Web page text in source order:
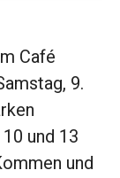
Café
9.
und 13
und